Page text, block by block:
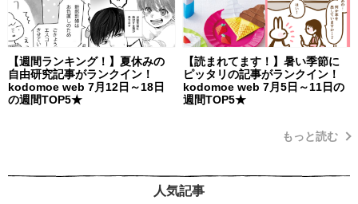
【週間ランキング！】夏休みの
自由研究記事がランクイン！
kodomoe web 7月12日～18日
の週間TOP5★
【読まれてます！】暑い季節に
ピッタリの記事がランクイン！
kodomoe web 7月5日～11日の
週間TOP5★
もっと読む
人気記事